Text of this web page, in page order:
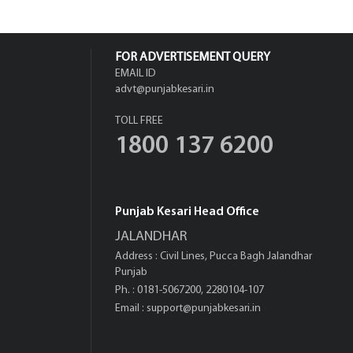
FOR ADVERTISEMENT QUERY
EMAIL ID
advt@punjabkesari.in
TOLL FREE
1800 137 6200
Punjab Kesari Head Office
JALANDHAR
Address : Civil Lines, Pucca Bagh Jalandhar
Punjab
Ph. : 0181-5067200, 2280104-107
Email : support@punjabkesari.in